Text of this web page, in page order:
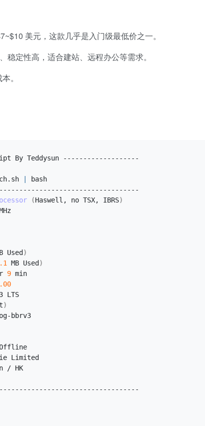
美元，这款几乎是入门级最低价之一。
定性高，适合建站、远程办公等需求。
。
By Teddysun -------------------
sh
bash
(Haswell, no TSX, IBRS)
Used )
MB Used )
9 min
3 LTS
)
bbrv3
Limited
/ HK